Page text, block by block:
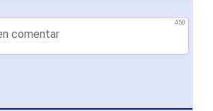
450